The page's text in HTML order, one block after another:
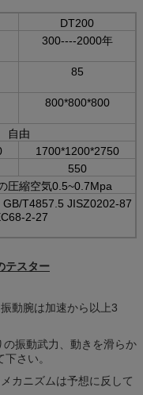
DT200
300----2000年
85
800*800*800
自由
1700*1200*2750
550
圧縮空気0.5~0.7Mpa
T4857.5 JISZ0202-87
2-27
テスター
動腕は加速から以上3
振動武力、動きを滑らか
さい。
カニズムは予想に反して